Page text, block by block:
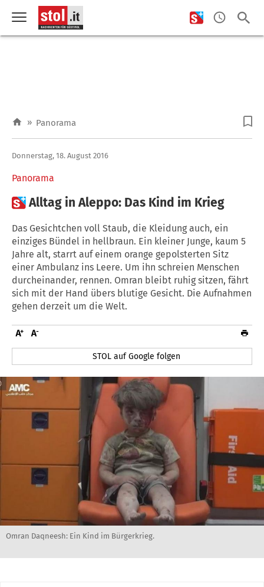
» Panorama
Panorama
Donnerstag, 18. August 2016
Alltag in Aleppo: Das Kind im Krieg
Das Gesichtchen voll Staub, die Kleidung auch, ein
einziges Bündel in hellbraun. Ein kleiner Junge, kaum 5
Jahre alt, starrt auf einem orange gepolsterten Sitz
einer Ambulanz ins Leere. Um ihn schreien Menschen
durcheinander, rennen. Omran bleibt ruhig sitzen, fährt
sich mit der Hand übers blutige Gesicht. Die Aufnahmen
gehen derzeit um die Welt.
STOL auf Google folgen
Omran Daqneesh: Ein Kind im Bürgerkrieg.